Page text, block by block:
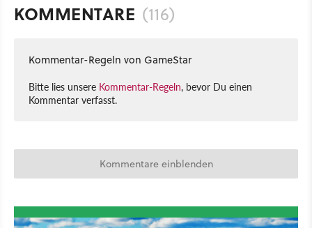
KOMMENTARE (116)
Kommentar-Regeln von GameStar
Bitte lies unsere Kommentar-Regeln, bevor Du einen
Kommentar verfasst.
Kommentare einblenden